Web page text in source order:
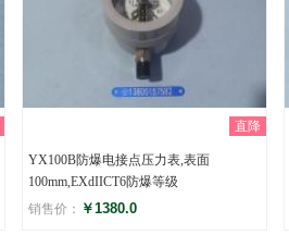
直降
YX100B防爆电接点压力表,表面
100mm,EXdIICT6防爆等级
销售价： ￥1380.0